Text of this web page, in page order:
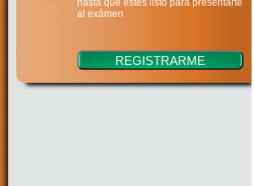
hasta que estés listo para presentarte
al exámen